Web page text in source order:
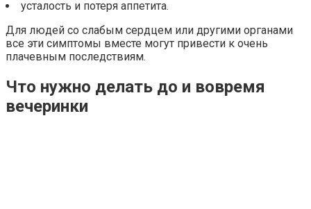
усталость и потеря аппетита.
Для людей со слабым сердцем или другими органами
все эти симптомы вместе могут привести к очень
плачевным последствиям.
Что нужно делать до и вовремя
вечеринки